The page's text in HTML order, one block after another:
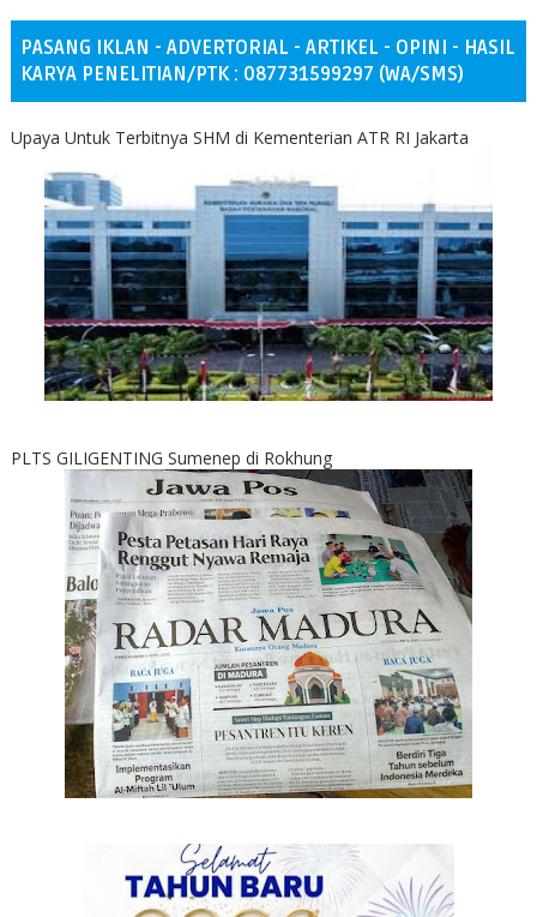
PASANG IKLAN - ADVERTORIAL - ARTIKEL - OPINI - HASIL
KARYA PENELITIAN/PTK : 087731599297 (WA/SMS)
Upaya Untuk Terbitnya SHM di Kementerian ATR RI Jakarta
PLTS GILIGENTING Sumenep di Rokhung